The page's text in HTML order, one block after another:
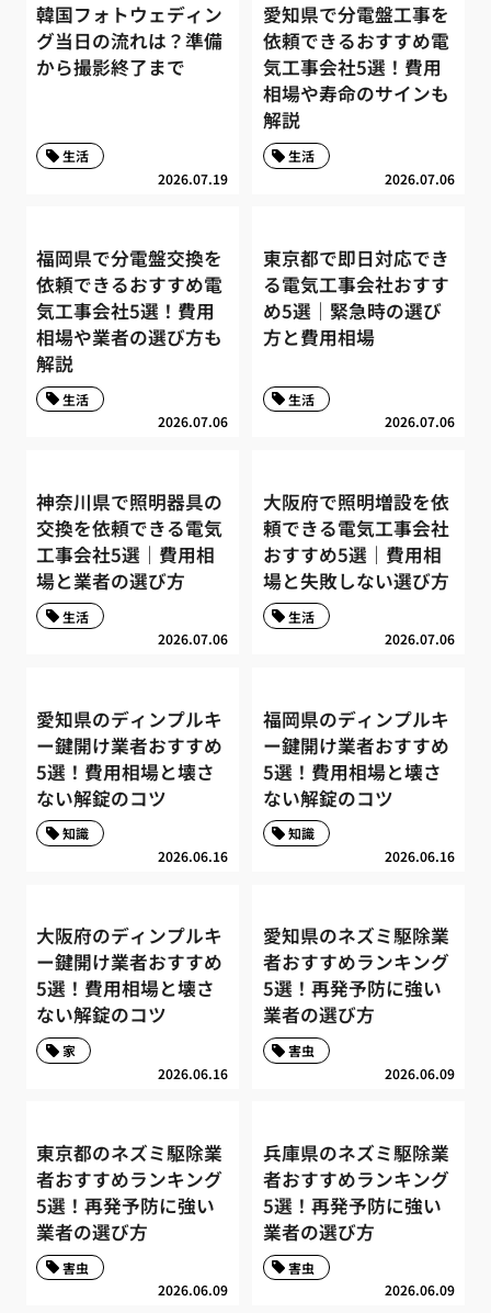
韓国フォトウェディン
グ当日の流れは？準備
から撮影終了まで
2026.07.19
生活
愛知県で分電盤工事を
依頼できるおすすめ電
気工事会社5選！費用
相場や寿命のサインも
解説
2026.07.06
生活
福岡県で分電盤交換を
依頼できるおすすめ電
気工事会社5選！費用
相場や業者の選び方も
解説
2026.07.06
生活
東京都で即日対応でき
る電気工事会社おすす
め5選｜緊急時の選び
方と費用相場
2026.07.06
生活
神奈川県で照明器具の
交換を依頼できる電気
工事会社5選｜費用相
場と業者の選び方
2026.07.06
生活
大阪府で照明増設を依
頼できる電気工事会社
おすすめ5選｜費用相
場と失敗しない選び方
2026.07.06
生活
愛知県のディンプルキ
ー鍵開け業者おすすめ
5選！費用相場と壊さ
ない解錠のコツ
2026.06.16
知識
福岡県のディンプルキ
ー鍵開け業者おすすめ
5選！費用相場と壊さ
ない解錠のコツ
2026.06.16
知識
大阪府のディンプルキ
ー鍵開け業者おすすめ
5選！費用相場と壊さ
ない解錠のコツ
2026.06.16
家
愛知県のネズミ駆除業
者おすすめランキング
5選！再発予防に強い
業者の選び方
2026.06.09
害虫
東京都のネズミ駆除業
者おすすめランキング
5選！再発予防に強い
業者の選び方
2026.06.09
害虫
兵庫県のネズミ駆除業
者おすすめランキング
5選！再発予防に強い
業者の選び方
2026.06.09
害虫